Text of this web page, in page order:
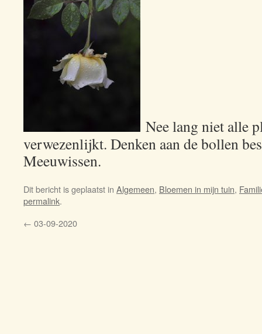
Nee lang niet alle
verwezenlijkt. Denken aan de bollen
Meeuwissen.
Dit bericht is geplaatst in Algemeen, Bloemen in mijn tuin,
permalink.
← 03-09-2020